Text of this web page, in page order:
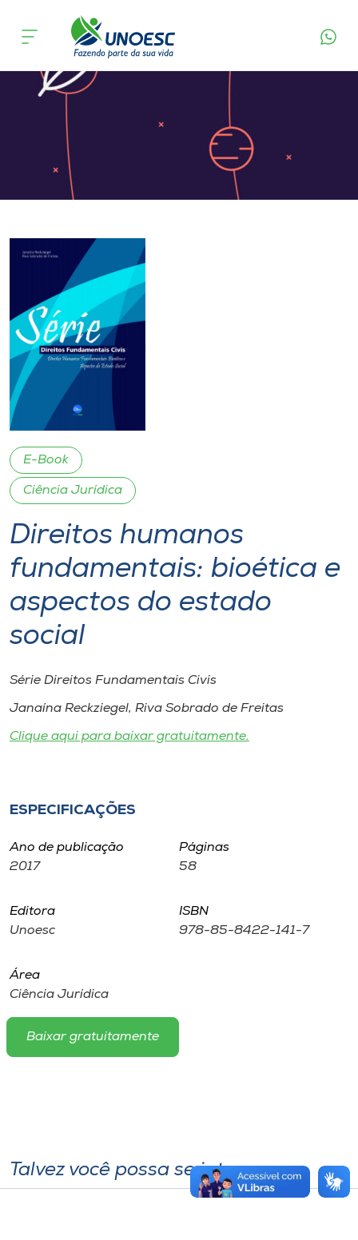
Cursos
Onde estamos
Atendimento ao Estudante
Unoesc
Internacionalização
I.nova
Cultura
CPA
Editora
Rádio
Selecione
A-
E-Book
Ciência Jurídica
Direitos humanos
fundamentais: bioética e
aspectos do estado
social
Série Direitos Fundamentais Civis
Janaína Reckziegel, Riva Sobrado de Freitas
Clique aqui para baixar gratuitamente.
ESPECIFICAÇÕES
Ano de publicação
2017
Páginas
58
Editora
Unoesc
ISBN
978-85-8422-141-7
Área
Ciência Jurídica
Baixar gratuitamente
Talvez você possa se interessar